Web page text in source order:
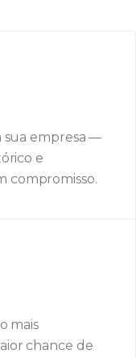
sua empresa —
e
compromisso.
mais
chance de